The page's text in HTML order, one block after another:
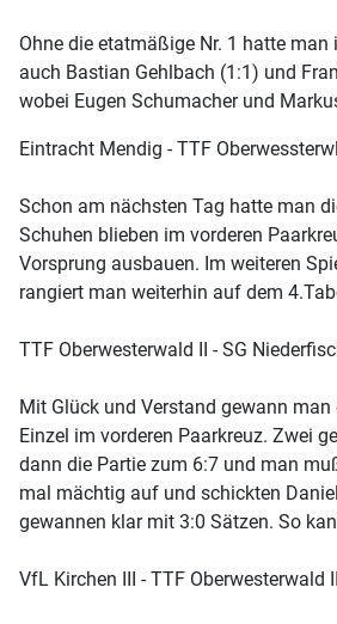
Ohne die etatmäßige Nr. 1 hatte
auch Bastian Gehlbach (1:1) und
wobei Eugen Schumacher und
Eintracht Mendig - TTF
Schon am nächsten Tag hatte man
Schuhen blieben im vorderen
Vorsprung ausbauen. Im weiteren
rangiert man weiterhin auf dem
TTF Oberwesterwald II - SG
Mit Glück und Verstand gewann
Einzel im vorderen Paarkreuz. Zwei
dann die Partie zum 6:7 und man
mal mächtig auf und schickten
gewannen klar mit 3:0 Sätzen. So
VfL Kirchen III - TTF Oberwesterwald